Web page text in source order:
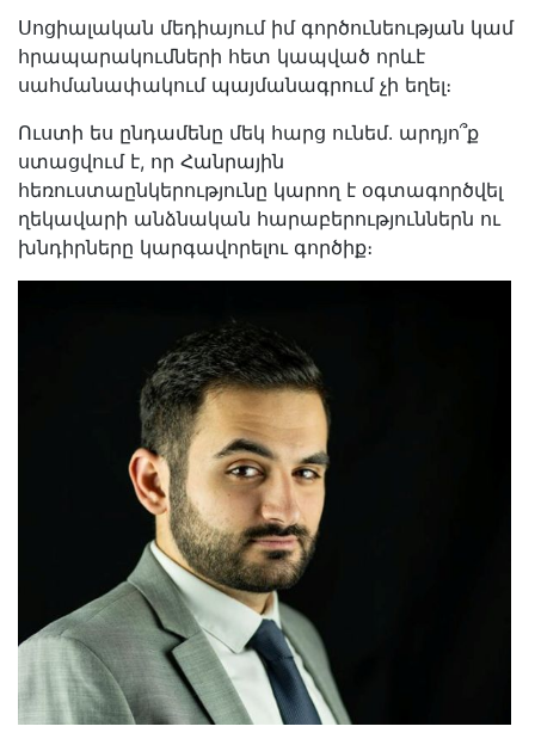
Սոցիալական մեդիայում իմ գործունեության կամ
հրապարակումների հետ կապված որևէ
սահմանափակում պայմանագրում չի եղել։
Ուստի ես ընդամենը մեկ հարց ունեմ․ արդյո՞ք
ստացվում է, որ Հանրային
հեռուստաընկերությունը կարող է օգտագործվել
ղեկավարի անձնական հարաբերություններն ու
խնդիրները կարգավորելու գործիք։